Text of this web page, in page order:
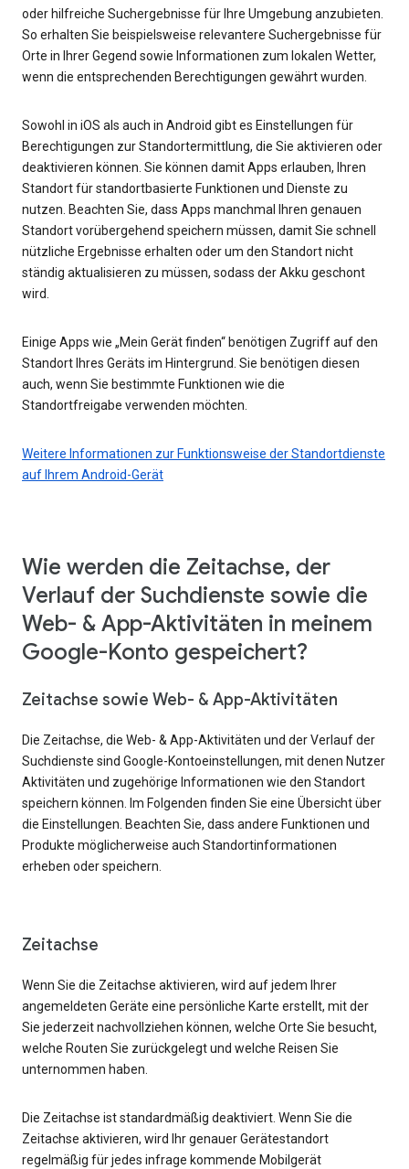
oder hilfreiche Suchergebnisse für Ihre Umgebung anzubieten.
So erhalten Sie beispielsweise relevantere Suchergebnisse für
Orte in Ihrer Gegend sowie Informationen zum lokalen Wetter,
wenn die entsprechenden Berechtigungen gewährt wurden.
Sowohl in iOS als auch in Android gibt es Einstellungen für
Berechtigungen zur Standortermittlung, die Sie aktivieren oder
deaktivieren können. Sie können damit Apps erlauben, Ihren
Standort für standortbasierte Funktionen und Dienste zu
nutzen. Beachten Sie, dass Apps manchmal Ihren genauen
Standort vorübergehend speichern müssen, damit Sie schnell
nützliche Ergebnisse erhalten oder um den Standort nicht
ständig aktualisieren zu müssen, sodass der Akku geschont
wird.
Einige Apps wie „Mein Gerät finden“ benötigen Zugriff auf den
Standort Ihres Geräts im Hintergrund. Sie benötigen diesen
auch, wenn Sie bestimmte Funktionen wie die
Standortfreigabe verwenden möchten.
Weitere Informationen zur Funktionsweise der Standortdienste
auf Ihrem Android-Gerät
Wie werden die Zeitachse, der
Verlauf der Suchdienste sowie die
Web- & App-Aktivitäten in meinem
Google-Konto gespeichert?
Zeitachse sowie Web- & App-Aktivitäten
Die Zeitachse, die Web- & App-Aktivitäten und der Verlauf der
Suchdienste sind Google-Kontoeinstellungen, mit denen Nutzer
Aktivitäten und zugehörige Informationen wie den Standort
speichern können. Im Folgenden finden Sie eine Übersicht über
die Einstellungen. Beachten Sie, dass andere Funktionen und
Produkte möglicherweise auch Standortinformationen
erheben oder speichern.
Zeitachse
Wenn Sie die Zeitachse aktivieren, wird auf jedem Ihrer
angemeldeten Geräte eine persönliche Karte erstellt, mit der
Sie jederzeit nachvollziehen können, welche Orte Sie besucht,
welche Routen Sie zurückgelegt und welche Reisen Sie
unternommen haben.
Die Zeitachse ist standardmäßig deaktiviert. Wenn Sie die
Zeitachse aktivieren, wird Ihr genauer Gerätestandort
regelmäßig für jedes infrage kommende Mobilgerät